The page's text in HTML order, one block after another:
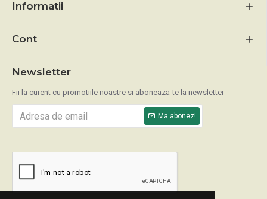
Informatii
Cont
Newsletter
Fii la curent cu promotiile noastre si aboneaza-te la newsletter
Ma abonez!